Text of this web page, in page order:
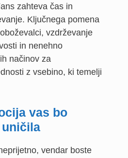
zahteva čas in
Ključnega pomena
vzdrževanje
in nenehno
načinov za
z vsebino, ki temelji
vas bo
vendar boste